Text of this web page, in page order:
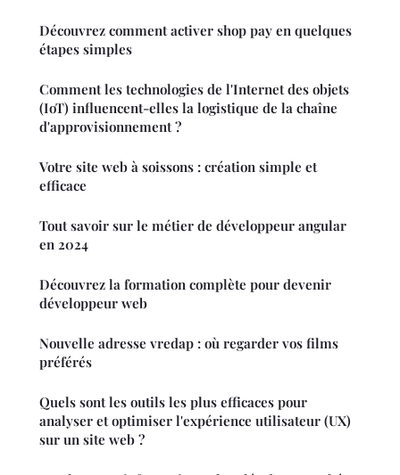
Découvrez comment activer shop pay en quelques
étapes simples
Comment les technologies de l'Internet des objets
(IoT) influencent-elles la logistique de la chaîne
d'approvisionnement ?
Votre site web à soissons : création simple et
efficace
Tout savoir sur le métier de développeur angular
en 2024
Découvrez la formation complète pour devenir
développeur web
Nouvelle adresse vredap : où regarder vos films
préférés
Quels sont les outils les plus efficaces pour
analyser et optimiser l'expérience utilisateur (UX)
sur un site web ?